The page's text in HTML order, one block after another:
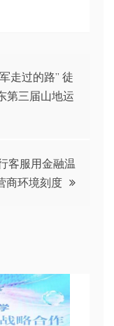
走过的路” 徒
第三届山地运
客服用金融温
商环境刻度